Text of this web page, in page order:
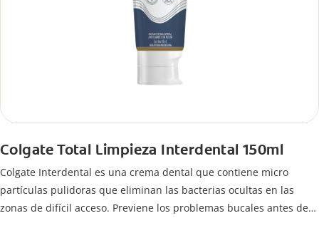
Colgate Total Limpieza Interdental 150ml
Colgate Interdental es una crema dental que contiene micro
partículas pulidoras que eliminan las bacterias ocultas en las
zonas de difícil acceso. Previene los problemas bucales antes de